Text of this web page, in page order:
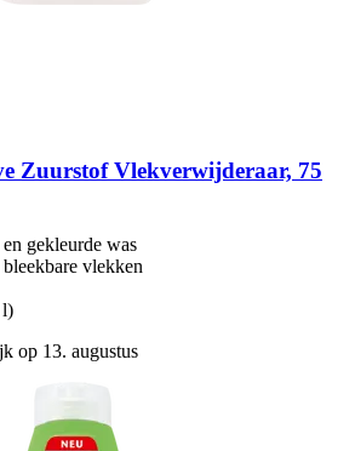
Zuurstof Vlekverwijderaar, 75
gekleurde was
vlekken
l)
op 13. augustus